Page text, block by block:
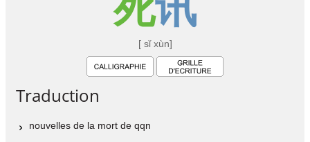
[ sǐ xùn]
Traduction
nouvelles de la mort de qqn